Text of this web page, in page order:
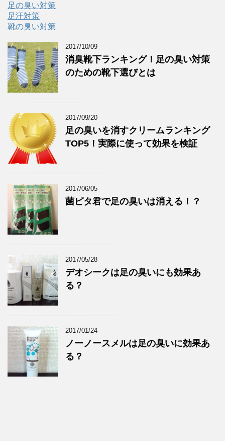
足の臭い対策
足汗対策
靴の臭い対策
2017/10/09
消臭靴下ランキング！足の臭い対策
のための靴下選びとは
2017/09/20
足の臭いを消すクリームランキング
TOP5！実際に使って効果を検証
2017/06/05
菌ピタ君で足の臭いは消える！？
2017/05/28
デオシークは足の臭いにも効果あ
る？
2017/01/24
ノーノースメルは足の臭いに効果あ
る？